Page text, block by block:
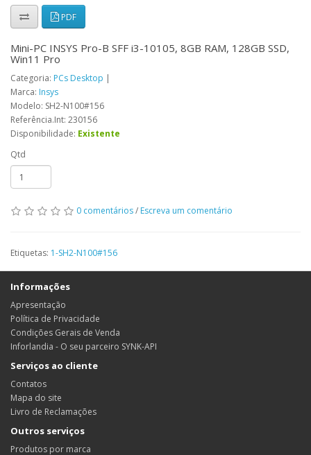
PDF
Mini-PC INSYS Pro-B SFF i3-10105, 8GB RAM, 128GB SSD,
Win11 Pro
Categoria: PCs Desktop |
Marca: Insys
Modelo: SH2-N100#156
Referência.Int: 230156
Disponibilidade: Existente
Qtd
0 comentários/ Escreva um comentário
Etiquetas: 1-SH2-N100#156
Informações
Apresentação
Política de Privacidade
Condições Gerais de Venda
Inforlandia - O seu parceiro SYNK-API
Serviços ao cliente
Contatos
Mapa do site
Livro de Reclamações
Outros serviços
Produtos por marca